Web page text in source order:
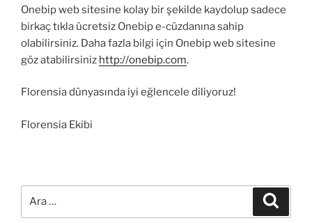
Onebip web sitesine kolay bir şekilde kaydolup sadece
birkaç tıkla ücretsiz Onebip e-cüzdanına sahip
olabilirsiniz. Daha fazla bilgi için Onebip web sitesine
göz atabilirsiniz http://onebip.com.
Florensia dünyasında iyi eğlencele diliyoruz!
Florensia Ekibi